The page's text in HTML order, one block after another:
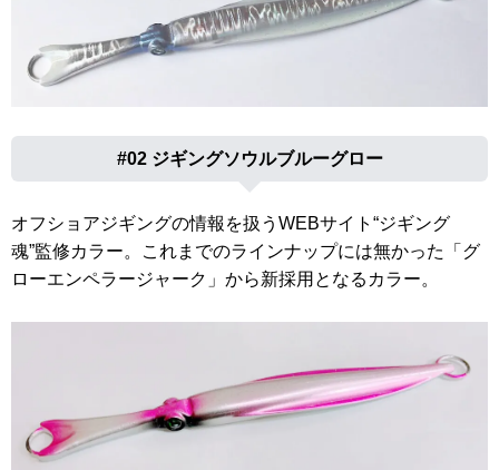
#02 ジギングソウルブルーグロー
オフショアジギングの情報を扱うWEBサイト“ジギング
魂”監修カラー。これまでのラインナップには無かった「グ
ローエンペラージャーク」から新採用となるカラー。